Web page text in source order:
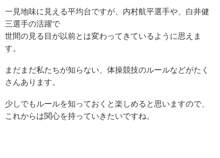
一見地味に見える平均台ですが、内村航平選手や、白井健
三選手の活躍で
世間の見る目が以前とは変わってきているように思えま
す。
まだまだ私たちが知らない、体操競技のルールなどがたく
さんあ ります。
少しでもルールを知っておくと楽しめると思いますので、
これからは関心を持っていきたいですね。